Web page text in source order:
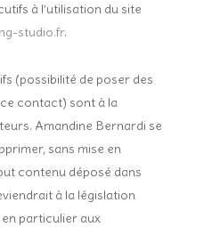
à l’utilisation du site
studio.fr.
(possibilité de poser des
contact) sont à la
Amandine Bernardi se
sans mise en
contenu déposé dans
à la législation
particulier aux